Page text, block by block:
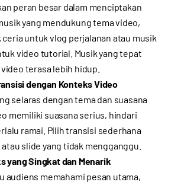
peran besar dalam menciptakan
yang mendukung tema video,
ceria untuk vlog perjalanan atau musik
video tutorial. Musik yang tepat
terasa lebih hidup.
dengan Konteks Video
selaras dengan tema dan suasana
memiliki suasana serius, hindari
ramai. Pilih transisi sederhana
slide yang tidak mengganggu.
yang Singkat dan Menarik
audiens memahami pesan utama,